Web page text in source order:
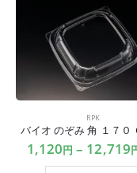
RPK
バイオ のぞみ 角 １７０
1,120円 – 12,719